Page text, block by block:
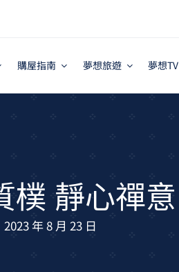
購屋指南 夢想旅遊 夢想TV
樸 靜心禪意
2023 年 8 月 23 日